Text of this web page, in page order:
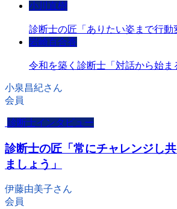
小川直樹
診断士の匠「ありたい姿まで行動
岩崎百合香
令和を築く診断士「対話から始ま
小泉昌紀さん
会員
診断士インタビュー
診断士の匠「常にチャレンジし
ましょう」
伊藤由美子さん
会員